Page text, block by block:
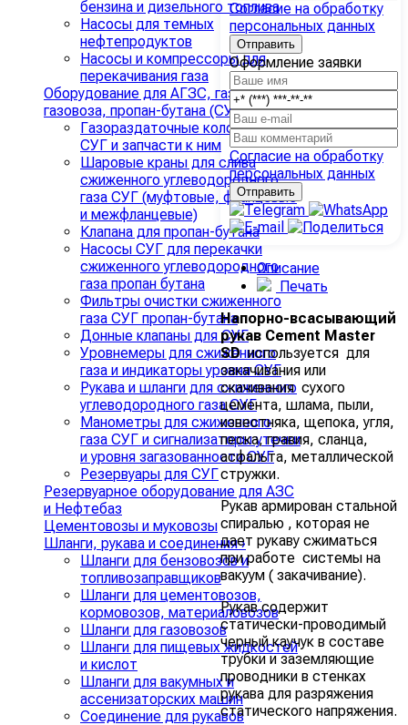
бензина и дизельного топлива
Насосы для темных
нефтепродуктов
Насосы и компрессоры для
перекачивания газа
Оборудование для АГЗС, газгольдера,
газовоза, пропан-бутана (СУГ)›
Газораздаточные колонки для
СУГ и запчасти к ним
Шаровые краны для слива
сжиженного углеводородного
газа СУГ (муфтовые, фланцевые
и межфланцевые)
Клапана для пропан-бутана
Насосы СУГ для перекачки
сжиженного углеводородного
газа пропан бутана
Фильтры очистки сжиженного
газа СУГ пропан-бутана
Донные клапаны для СУГ
Уровнемеры для сжиженного
газа и индикаторы уровня СУГ
Рукава и шланги для сжиженного
углеводородного газа СУГ
Манометры для сжиженного
газа СУГ и сигнализаторы утечки
и уровня загазованности СУГ
Резервуары для СУГ
Резервуарное оборудование для АЗС
и Нефтебаз
Цементовозы и муковозы
Шланги, рукава и соединения›
Шланги для бензовозов и
топливозаправщиков
Шланги для цементовозов,
кормовозов, материаловозов
Шланги для газовозов
Шланги для пищевых жидкостей
и кислот
Шланги для вакумных и
ассенизаторских машин
Соединение для рукавов
Согласие на обработку
персональных данных
Оформление заявки
Согласие на обработку
персональных данных
Описание
Печать
Напорно-всасывающий
рукав Cement Master
SDиспользуется для
закачивания или
скачивания сухого
цемента, шлама, пыли,
известняка, щепока, угля,
песка, гравия, сланца,
асфальта, металлической
стружки.
Рукав армирован стальной
спиралью , которая не
дает рукаву сжиматься
при работе системы на
вакуум ( закачивание).
Рукав содержит
статически-проводимый
черный каучук в составе
трубки и заземляющие
проводники в стенках
рукава для разряжения
статического напряжения.